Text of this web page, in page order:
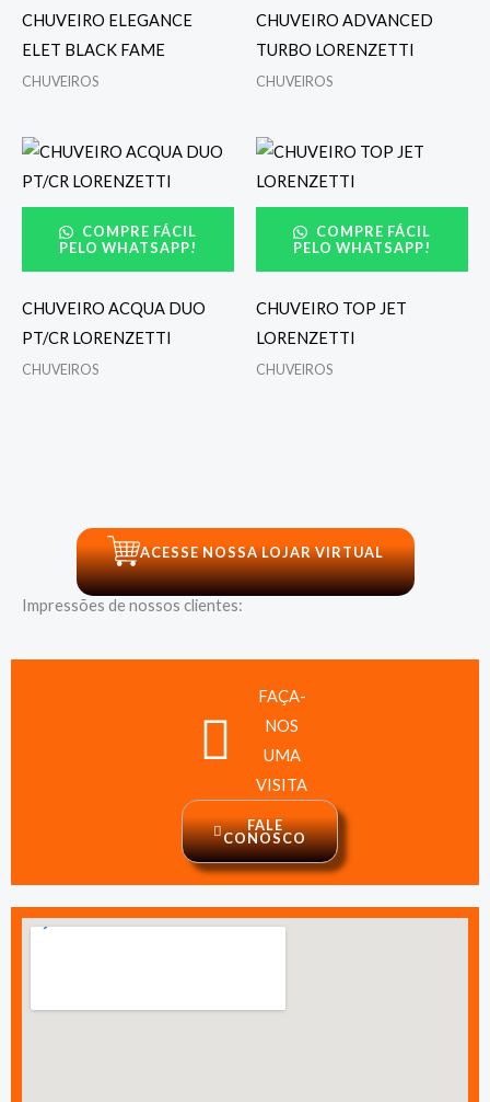
CHUVEIRO ELEGANCE
ELET BLACK FAME
CHUVEIROS
CHUVEIRO ADVANCED
TURBO LORENZETTI
CHUVEIROS
COMPRE FÁCIL
PELO WHATSAPP!
CHUVEIRO ACQUA DUO
PT/CR LORENZETTI
CHUVEIROS
COMPRE FÁCIL
PELO WHATSAPP!
CHUVEIRO TOP JET
LORENZETTI
CHUVEIROS
ACESSE NOSSA LOJAR VIRTUAL
Impressões de nossos clientes:
FAÇA-
NOS
UMA
VISITA
FALE
CONOSCO